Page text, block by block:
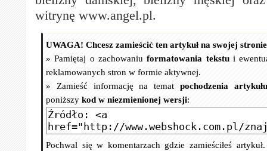
witrynę www.angel.pl.
UWAGA! Chcesz zamieścić ten artykuł na swojej
» Pamiętaj o zachowaniuformatowania tekstui
reklamowanych stron w formie aktywnej.
» Zamieść informację na temat pochodzenia artykułu
poniższy kod w niezmienionej wersji:
Pochwal się w komentarzach gdzie zamieściłeś